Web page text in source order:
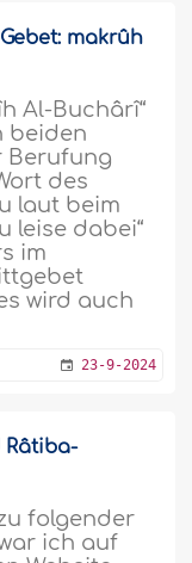
makrûh
Al-Buchârî“
beiden
Berufung
des
laut beim
leise dabei“
im
wird auch
23-9-2024
folgender
ich auf